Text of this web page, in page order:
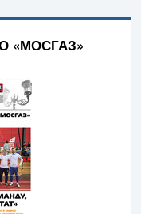
«МОСГАЗ»